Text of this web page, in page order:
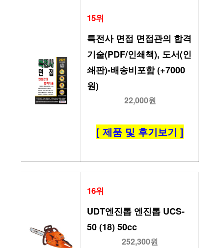
15위
특전사 면접 면접관의 합격
기술(PDF/인쇄책), 도서(인
쇄판)-배송비포함 (+7000
원)
22,000원
[ 제품 및 후기보기 ]
16위
UDT엔진톱 엔진톱 UCS-
50 (18) 50cc
252,300원